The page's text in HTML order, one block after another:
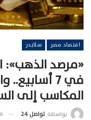
اقتصاد مصر سلايدر
«مرصد
في 7
المكاسب إلى
بواسطة تواصل 24